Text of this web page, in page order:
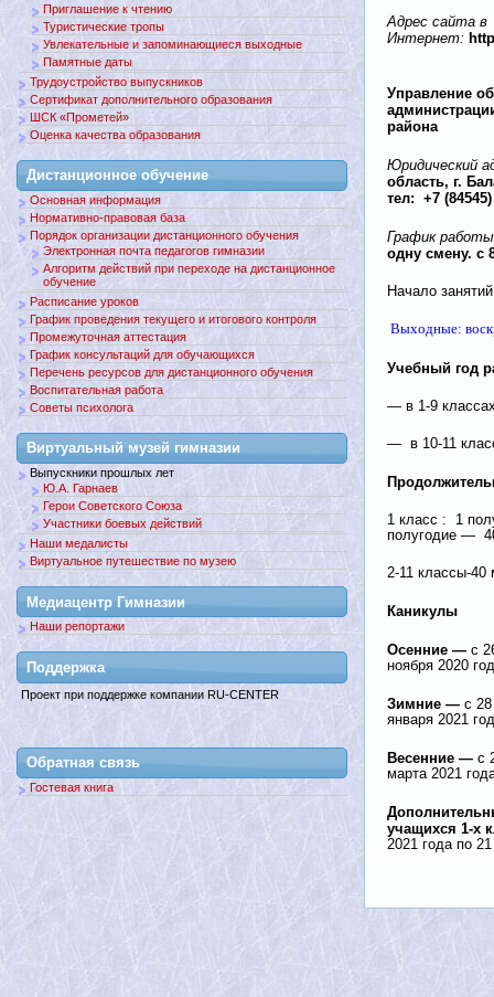
Адрес сайта в
Интернет:
Управление
района
Юридический
область, г.
тел: +7
График
одну смену. с
Начало
Выходные:
Учебный год
— в 1-9
— в 10-11
1 класс : 1
полугодие —
2-11 классы-40
Каникулы
Осенние — с
ноября 2020
Зимние — с
января 2021
Весенние — с
марта 2021
учащихся 1-х
2021 года по
Приглашение к чтению
Туристические тропы
Увлекательные и запоминающиеся выходные
Памятные даты
Трудоустройство выпускников
Сертификат дополнительного образования
ШСК «Прометей»
Оценка качества образования
Дистанционное обучение
Основная информация
Нормативно-правовая база
Порядок организации дистанционного обучения
Электронная почта педагогов гимназии
Алгоритм действий при переходе на дистанционное
обучение
Расписание уроков
График проведения текущего и итогового контроля
Промежуточная аттестация
График консультаций для обучающихся
Перечень ресурсов для дистанционного обучения
Воспитательная работа
Советы психолога
Виртуальный музей гимназии
Выпускники прошлых лет
Ю.А. Гарнаев
Герои Советского Союза
Участники боевых действий
Наши медалисты
Виртуальное путешествие по музею
Медиацентр Гимназии
Наши репортажи
Поддержкa
Проект при поддержке компании RU-CENTER
Обратная связь
Гостевая книга